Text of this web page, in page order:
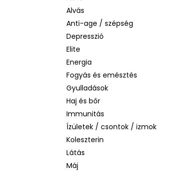
Alvás
Anti-age / szépség
Depresszió
Elite
Energia
Fogyás és emésztés
Gyulladások
Haj és bőr
Immunitás
Ízületek / csontok / izmok
Koleszterin
Látás
Máj
BEAUTY OF JOSEON MATTE SUN STICK
MUGWORT + CAMELIA
SPF50+/PA++++, 18G
2 060 Ft
Korábbi: 3 880 Ft